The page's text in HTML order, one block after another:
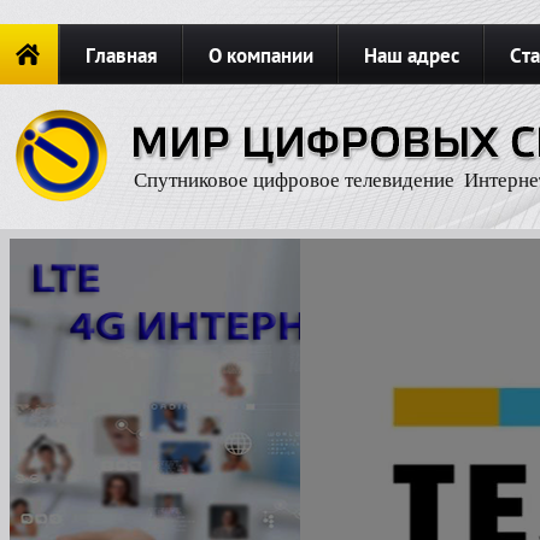
Главная О компании Наш адрес
Новости Карта сайта
Спутниковое цифровое телевидение